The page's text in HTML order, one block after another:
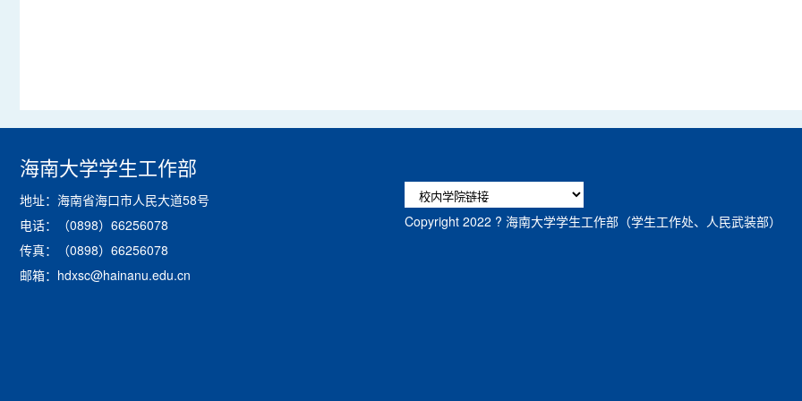
海南大学学生工作部
地址：海南省海口市人民大道58号
电话：（0898）66256078
传真：（0898）66256078
邮箱：hdxsc@hainanu.edu.cn
Copyright 2022 ? 海南大学学生工作部（学生工作处、人民武装部）